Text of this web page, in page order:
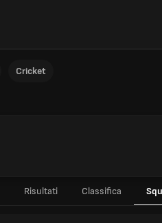
Cricket
Risultati Classifica